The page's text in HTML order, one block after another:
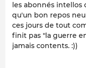
les abonnés intellos
qu'un bon repos
ces jours de tout
finit pas "la guerre
jamais contents. :))